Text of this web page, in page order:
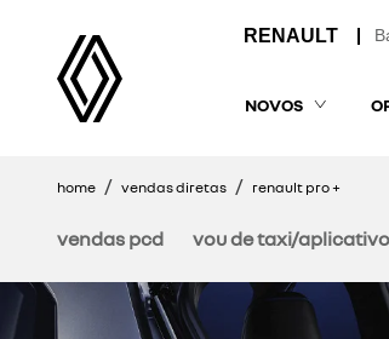
NOVOS
home vendas diretas renault pro +
vendas pcd vou de taxi/aplicativo